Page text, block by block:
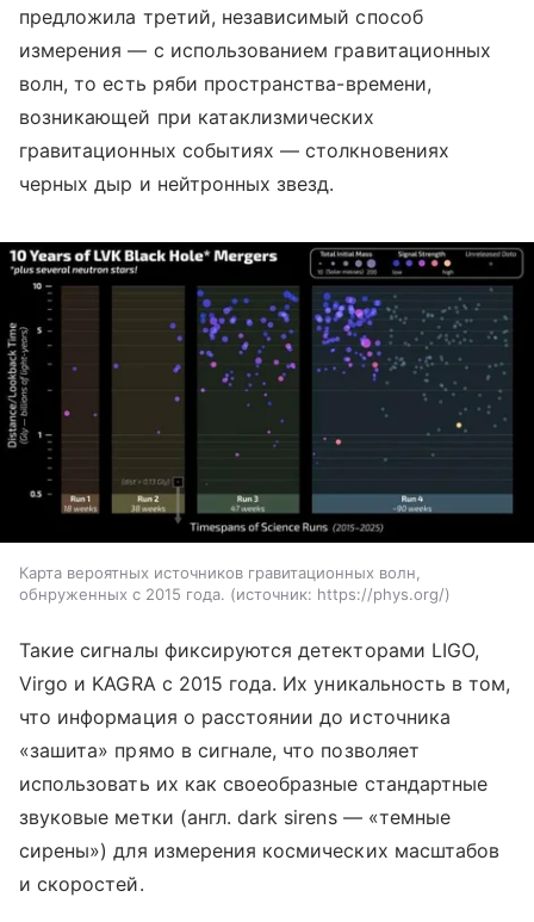
предложила третий, независимый способ
измерения — с использованием гравитационных
волн, то есть ряби пространства-времени,
возникающей при катаклизмических
гравитационных событиях — столкновениях
черных дыр и нейтронных звезд.
Карта вероятных источников гравитационных волн,
обнруженных с 2015 года.
источник: https://phys.org/
Такие сигналы фиксируются детекторами LIGO,
Virgo и KAGRA с 2015 года. Их уникальность в том,
что информация о расстоянии до источника
«зашита» прямо в сигнале, что позволяет
использовать их как своеобразные стандартные
звуковые метки (англ. dark sirens — «темные
сирены») для измерения космических масштабов
и скоростей.